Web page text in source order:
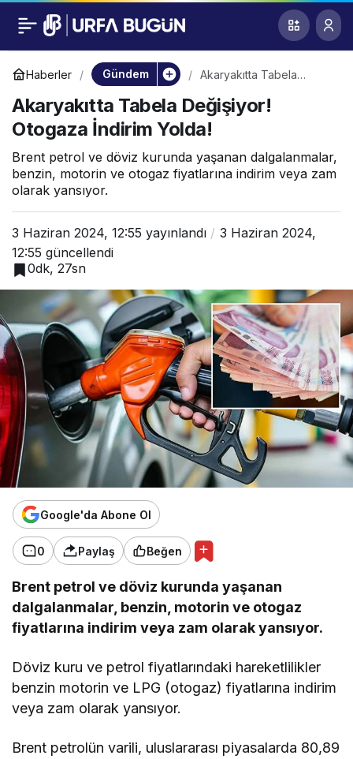
Haberler Gündem
Akaryakıtta Tabela
İndirim Yolda!
Akaryakıtta Tabela Değişiyor!
Otogaza İndirim Yolda!
Brent petrol ve döviz kurunda yaşanan dalgalanmalar,
benzin, motorin ve otogaz fiyatlarına indirim veya zam
olarak yansıyor.
3 Haziran 2024, 12:55 yayınlandı
3 Haziran 2024,
12:55 güncellendi
0dk, 27sn
Google'da Abone Ol
0 Paylaş Beğen
Brent petrol ve döviz kurunda yaşanan
dalgalanmalar, benzin, motorin ve otogaz
fiyatlarına indirim veya zam olarak yansıyor.
Döviz kuru ve petrol fiyatlarındaki hareketlilikler
benzin motorin ve LPG (otogaz) fiyatlarına indirim
veya zam olarak yansıyor.
Brent petrolün varili, uluslararası piyasalarda 80,89
Akaryakıtta Tabela
Değişiyor! Otogaza
İndirim Yolda!
0